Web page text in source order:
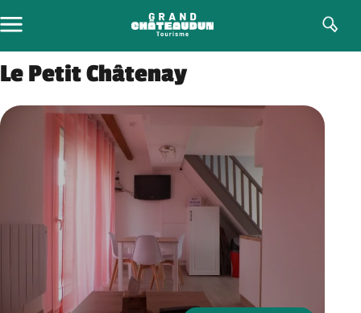
au
contenu
Le Petit Châtenay